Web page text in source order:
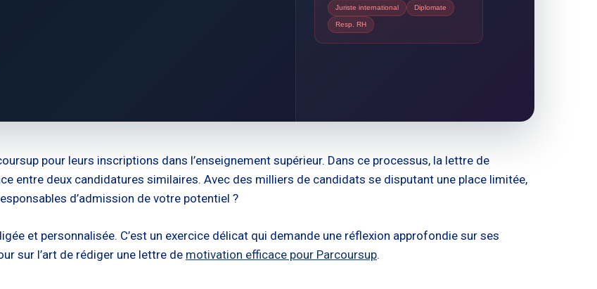
Juriste international Diplomate
Resp. RH
pour leurs inscriptions dans l’enseignement supérieur. Dans ce processus, la lettre de
entre deux candidatures similaires. Avec des milliers de candidats se disputant une place limitée,
d’admission de votre potentiel ?
et personnalisée. C’est un exercice délicat qui demande une réflexion approfondie sur ses
sur l’art de rédiger une lettre de motivation efficace pour Parcoursup.